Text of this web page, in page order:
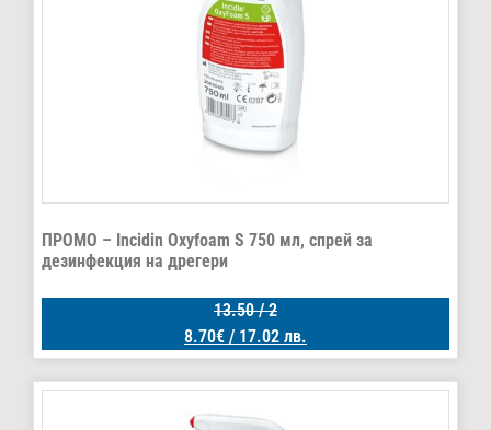
ПРОМО – Incidin Oxyfoam S 750 мл, спрей за
дезинфекция на дрегери
13.50/ 2
8.70€ / 17.02 лв.